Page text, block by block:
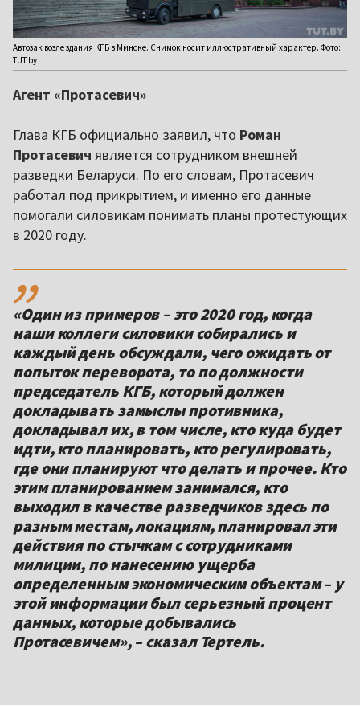
Автозак возле здания КГБ в Минске. Снимок носит иллюстративный характер. Фото:
TUT.by
Агент «Протасевич»
Глава КГБ официально заявил, что Роман
Протасевич является сотрудником внешней
разведки Беларуси. По его словам, Протасевич
работал под прикрытием, и именно его данные
помогали силовикам понимать планы протестующих
в 2020 году.
,,
«Один из примеров – это 2020 год, когда
наши коллеги силовики собирались и
каждый день обсуждали, чего ожидать от
попыток переворота, то по должности
председатель КГБ, который должен
докладывать замыслы противника,
докладывал их, в том числе, кто куда будет
идти, кто планировать, кто регулировать,
где они планируют что делать и прочее. Кто
этим планированием занимался, кто
выходил в качестве разведчиков здесь по
разным местам, локациям, планировал эти
действия по стычкам с сотрудниками
милиции, по нанесению ущерба
определенным экономическим объектам – у
этой информации был серьезный процент
данных, которые добывались
Протасевичем», – сказал Тертель.